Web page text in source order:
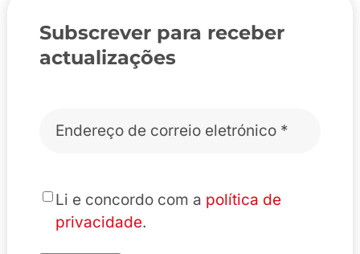
Subscrever para receber
actualizações
eletrónico*
* Li e concordo com a política de
privacidade.